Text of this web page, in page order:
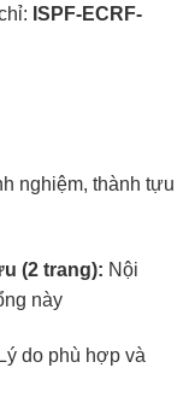
ISPF-ECRF-
nghiệm, thành tựu
(2 trang): Nội
này
Lý do phù hợp và